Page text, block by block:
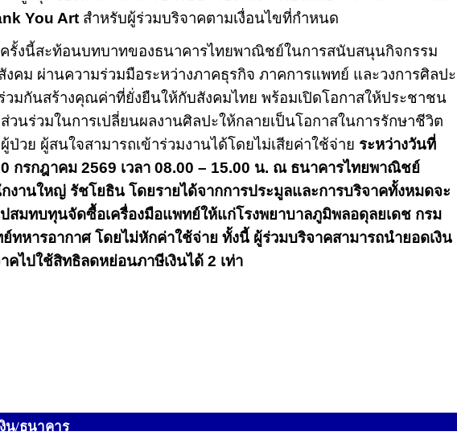
You Art สำหรับผู้ร่วมบริจาคตามเงื่อนไขที่กำหนด
รั้งนี้สะท้อนบทบาทของธนาคารไทยพาณิชย์ในการสนับสนุนกิจกรรม
งคม ผ่านความร่วมมือระหว่างภาคธุรกิจ ภาคการแพทย์ และวงการศิลปะ
วมกันสร้างคุณค่าที่ยั่งยืนให้กับสังคมไทย พร้อมเปิดโอกาสให้ประชาชน
วนร่วมในการเปลี่ยนผลงานศิลปะให้กลายเป็นโอกาสในการรักษาชีวิต
ป่วย ผู้สนใจสามารถเข้าร่วมงานได้โดยไม่เสียค่าใช้จ่าย ระหว่างวันที่
กรกฎาคม 2569 เวลา 08.00 – 15.00 น. ณ ธนาคารไทยพาณิชย์
งานใหญ่ รัชโยธิน โดยรายได้จากการประมูลและการบริจาคทั้งหมดจะ
สมทบทุนจัดซื้อเครื่องมือแพทย์ให้แก่โรงพยาบาลภูมิพลอดุลยเดช กรม
ทหารอากาศ โดยไม่หักค่าใช้จ่าย ทั้งนี้ ผู้ร่วมบริจาคสามารถนำยอดเงิน
คไปใช้สิทธิลดหย่อนภาษีเงินได้ 2 เท่า
น/ธนาคาร